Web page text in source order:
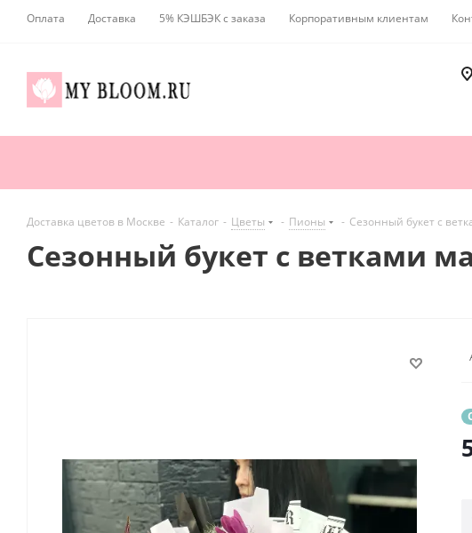
Оплата Доставка 5% КЭШБЭК с заказа Корпоративным клиентам
Доставка цветов в Москве - Каталог - Цветы - Пионы - Сезонный букет с
Сезонный букет с ветками